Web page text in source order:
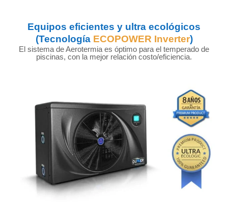
Equipos eficientes y ultra ecológicos
(Tecnología ECOPOWER Inverter)
El sistema de Aerotermia es óptimo para el temperado de
piscinas, con la mejor relación costo/eficiencia.